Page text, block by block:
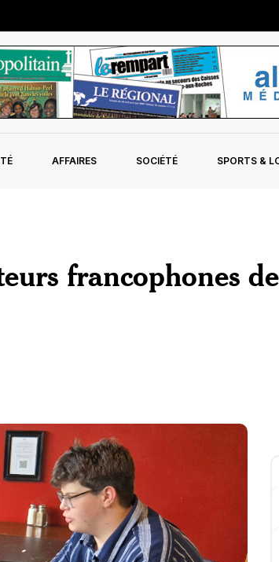
AFFAIRES SOCIÉTÉ SPORTS &
francophones de